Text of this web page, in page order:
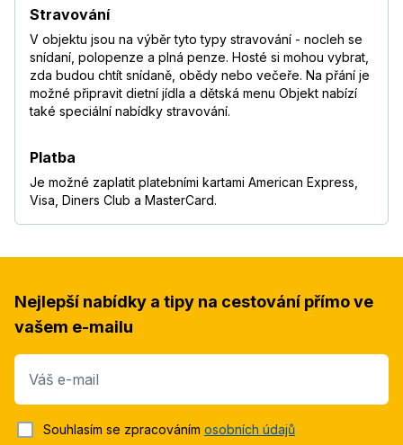
Stravování
V objektu jsou na výběr tyto typy stravování - nocleh se
snídaní, polopenze a plná penze. Hosté si mohou vybrat,
zda budou chtít snídaně, obědy nebo večeře. Na přání je
možné připravit dietní jídla a dětská menu Objekt nabízí
také speciální nabídky stravování.
Platba
Je možné zaplatit platebními kartami American Express,
Visa, Diners Club a MasterCard.
Nejlepší nabídky a tipy na cestování přímo ve
vašem e-mailu
Váš e-mail
Souhlasím se zpracováním osobních údajů